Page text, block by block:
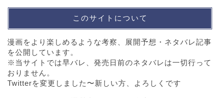
このサイトについて
漫画をより楽しめるような考察、展開予想・ネタバレ記事
を公開しています。
※当サイトでは早バレ、発売日前のネタバレは一切行って
おりません。
Twitterを変更しました〜新しい方、よろしくです